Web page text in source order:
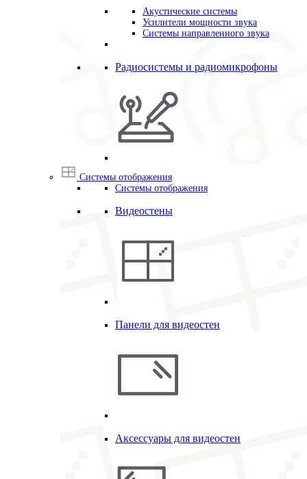
Акустические системы
Усилители мощности звука
Системы направленного звука
Радиосистемы и радиомикрофоны
Системы отображения
Системы отображения
Видеостены
Панели для видеостен
Аксессуары для видеостен